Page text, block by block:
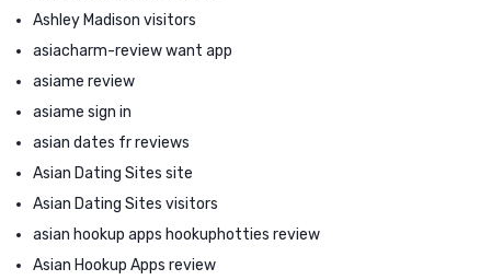
Ashley Madison visitors
asiacharm-review want app
asiame review
asiame sign in
asian dates fr reviews
Asian Dating Sites site
Asian Dating Sites visitors
asian hookup apps hookuphotties review
Asian Hookup Apps review